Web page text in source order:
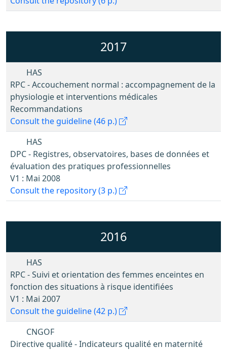
2017
HAS
RPC - Accouchement normal : accompagnement de la
physiologie et interventions médicales
Recommandations
Consult the guideline (46 p.)
HAS
DPC - Registres, observatoires, bases de données et
évaluation des pratiques professionnelles
V1 : Mai 2008
Consult the repository (3 p.)
2016
HAS
RPC - Suivi et orientation des femmes enceintes en
fonction des situations à risque identifiées
V1 : Mai 2007
Consult the guideline (42 p.)
CNGOF
Directive qualité - Indicateurs qualité en maternité